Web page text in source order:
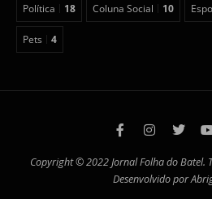
Política 18 Coluna Social 10
Pets 4
Copyright © 2022 Jornal Folha do Batel.
Desenvolvido por